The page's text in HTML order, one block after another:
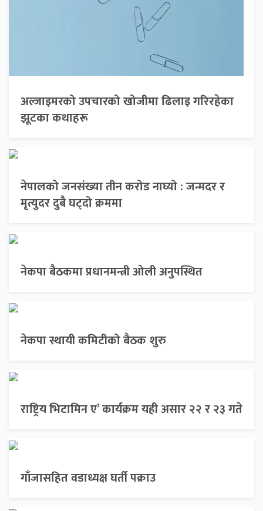
अल्जाइमरको उपचारको खोजीमा ढिलाइ गरिरहेका
झूटका कथाहरू
नेपालको जनसंख्या तीन करोड नाघ्यो : जन्मदर र
मृत्युदर दुबै घट्दो क्रममा
नेकपा बैठकमा प्रधानमन्त्री ओली अनुपस्थित
नेकपा स्थायी कमिटीको बैठक शुरु
राष्ट्रिय भिटामिन ए’ कार्यक्रम यही असार २२ र २३ गते
गाँजासहित वडाध्यक्ष घर्ती पक्राउ